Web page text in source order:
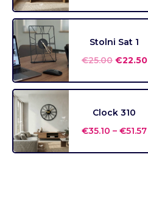
Stolni Sat 1
€25.00 €22.50
Clock 310
€35.10 – €51.57